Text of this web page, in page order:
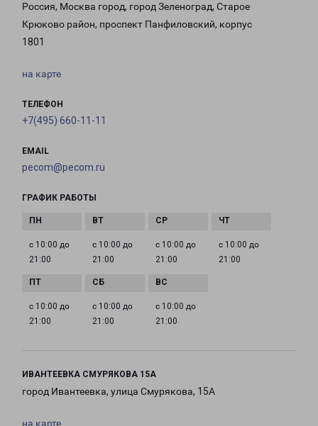
Россия, Москва город, город Зеленоград, Старое
Крюково район, проспект Панфиловский, корпус
1801
на карте
ТЕЛЕФОН
+7(495) 660-11-11
EMAIL
pecom@pecom.ru
ГРАФИК РАБОТЫ
с 10:00 до
21:00
с 10:00 до
21:00
с 10:00 до
21:00
с 10:00 до
21:00
с 10:00 до
21:00
с 10:00 до
21:00
с 10:00 до
21:00
ИВАНТЕЕВКА СМУРЯКОВА 15А
город Ивантеевка, улица Смурякова, 15А
на карте